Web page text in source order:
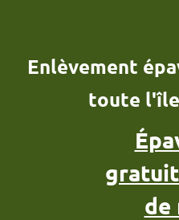
Enlèvement
toute l'île
de